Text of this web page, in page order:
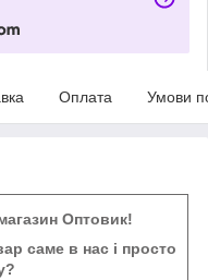
Оплата Умови
Оптовик!
саме в нас і просто